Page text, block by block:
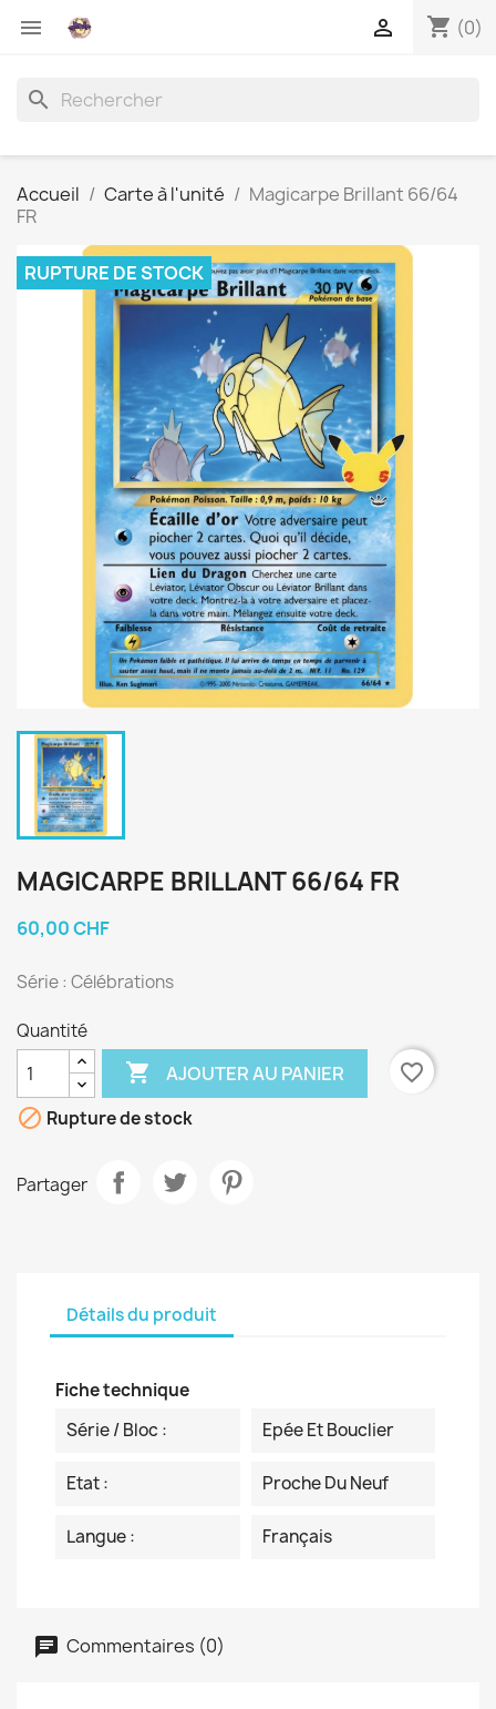
 shopping_cart (0)

search
Accueil Carte à l'unité
Magicarpe Brillant 66/64
FR
RUPTURE DE STOCK
MAGICARPE BRILLANT 66/64 FR
60,00 CHF
Série : Célébrations
Quantité
 AJOUTER AU PANIER
favorite_border
 Rupture de stock
Partager
Détails du produit
Fiche technique
Série / Bloc :
Epée Et Bouclier
Etat : Proche Du Neuf
Langue : Français
Commentaires (0)